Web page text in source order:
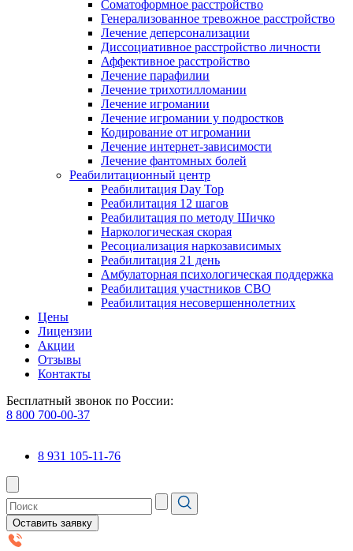
Соматоформное расстройство
Генерализованное тревожное расстройство
Лечение деперсонализации
Диссоциативное расстройство личности
Аффективное расстройство
Лечение парафилии
Лечение трихотилломании
Лечение игромании
Лечение игромании у подростков
Кодирование от игромании
Лечение интернет-зависимости
Лечение фантомных болей
Реабилитационный центр
Реабилитация Day Top
Реабилитация 12 шагов
Реабилитация по методу Шичко
Наркологическая скорая
Ресоциализация наркозависимых
Реабилитация 21 день
Амбулаторная психологическая поддержка
Реабилитация участников СВО
Реабилитация несовершеннолетних
Цены
Лицензии
Акции
Отзывы
Контакты
Бесплатный звонок по России:
8 800 700-00-37
8 931 105-11-76
Оставить заявку